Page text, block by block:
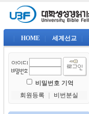
HOME 세계선교
비밀번호 기억
회원등록
비번분실